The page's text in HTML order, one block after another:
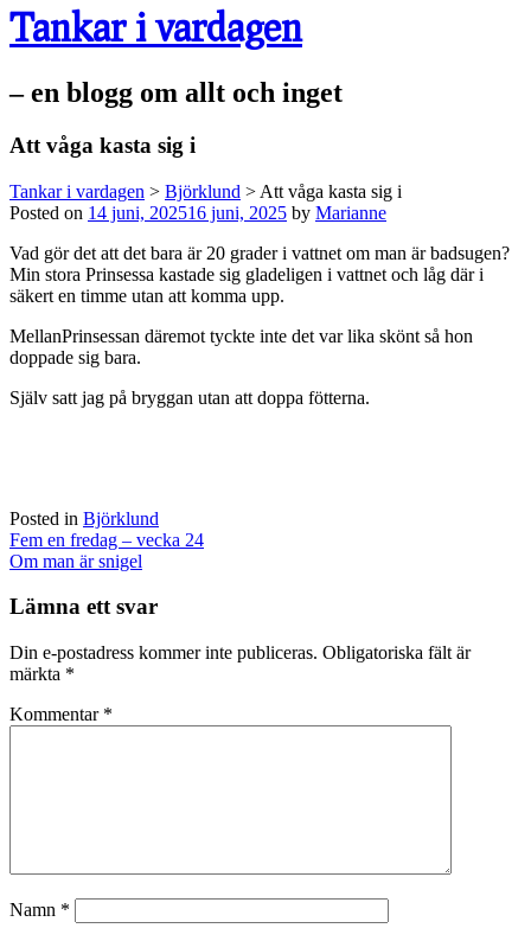
Tankar i vardagen
– en blogg om allt och inget
Att våga kasta sig i
Tankar i vardagen > Björklund > Att våga kasta sig i
Posted on 14 juni, 202516 juni, 2025 by Marianne
Vad gör det att det bara är 20 grader i vattnet om man är badsugen?
Min stora Prinsessa kastade sig gladeligen i vattnet och låg där i
säkert en timme utan att komma upp.
MellanPrinsessan däremot tyckte inte det var lika skönt så hon
doppade sig bara.
Själv satt jag på bryggan utan att doppa fötterna.
Posted in Björklund
Post
navigation
Fem en fredag – vecka 24
Om man är snigel
Lämna ett svar
Din e-postadress kommer inte publiceras. Obligatoriska fält är
märkta *
Kommentar *
Namn *